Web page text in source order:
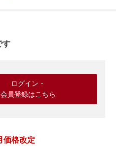
す
ログイン・
会員登録はこちら
価格改定